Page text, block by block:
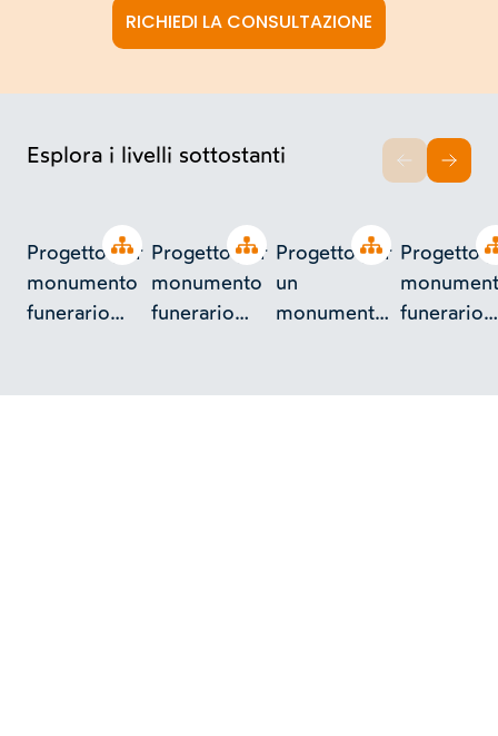
RICHIEDI LA CONSULTAZIONE
Esplora i livelli sottostanti
Open tree
Progetto per
monumento
funerario
Cambursano)
Open tree
Progetto per
monumento
funerario
Garella)
Open tree
Progetto per
un
monumento
dalla famiglia
Progetto
funerario
Argano)
INDIETRO